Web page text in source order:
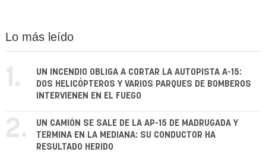
Lo más leído
1.
UN INCENDIO OBLIGA A CORTAR LA AUTOPISTA A-15:
DOS HELICÓPTEROS Y VARIOS PARQUES DE BOMBEROS
INTERVIENEN EN EL FUEGO
2.
UN CAMIÓN SE SALE DE LA AP-15 DE MADRUGADA Y
TERMINA EN LA MEDIANA: SU CONDUCTOR HA
RESULTADO HERIDO